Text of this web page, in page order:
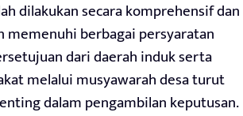
dilakukan secara komprehensif dan
memenuhi berbagai persyaratan
dari daerah induk serta
melalui musyawarah desa turut
dalam pengambilan keputusan.